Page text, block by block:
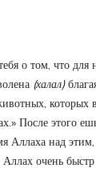
о том, что для
(халал)
которых
После этого
Аллаха над
очень быстр